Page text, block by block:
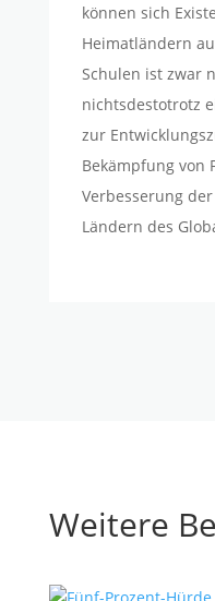
können sich
Heimatländern
Schulen ist zwar
nichtsdestotrotz
zur
Bekämpfung von
Verbesserung
Ländern des
Weitere